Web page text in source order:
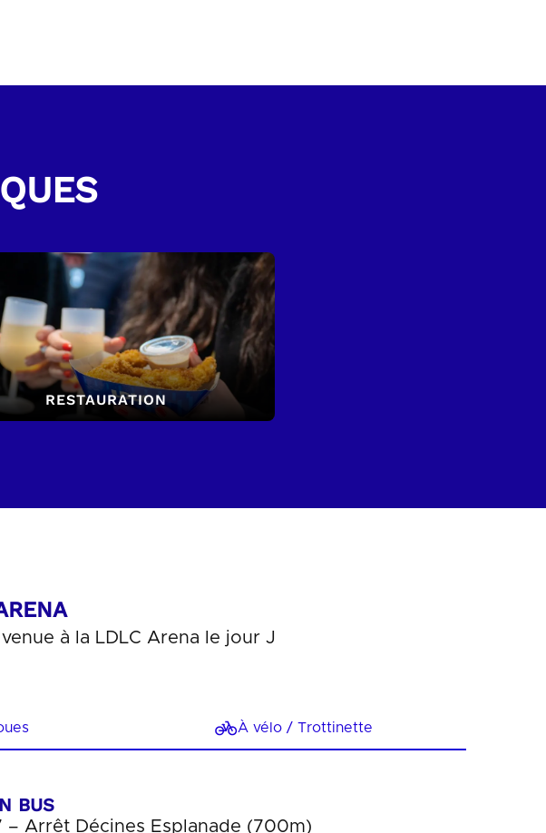
RESTAURATION
à la LDLC Arena le jour J
À vélo / Trottinette
BUS
– Arrêt Décines Esplanade (700m)